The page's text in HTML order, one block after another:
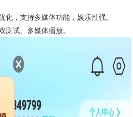
化，支持多媒体功能，娱乐性强。
测试、多媒体播放。